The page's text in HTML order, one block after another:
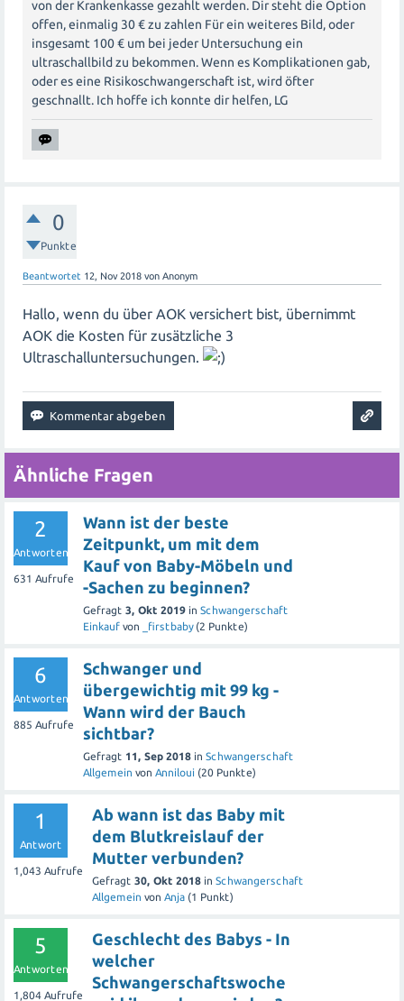
von der Krankenkasse gezahlt werden. Dir steht die Option
offen, einmalig 30 € zu zahlen Für ein weiteres Bild, oder
insgesamt 100 € um bei jeder Untersuchung ein
ultraschallbild zu bekommen. Wenn es Komplikationen gab,
oder es eine Risikoschwangerschaft ist, wird öfter
geschnallt. Ich hoffe ich konnte dir helfen, LG
0
Punkte
Beantwortet 12, Nov 2018 von Anonym
Hallo, wenn du über AOK versichert bist, übernimmt
AOK die Kosten für zusätzliche 3
Ultraschalluntersuchungen.
Ähnliche Fragen
2
Antworten
631 Aufrufe
Wann ist der beste
Zeitpunkt, um mit dem
Kauf von Baby-Möbeln und
-Sachen zu beginnen?
Gefragt 3, Okt 2019 in Schwangerschaft
Einkauf von _firstbaby (2 Punkte)
6
Antworten
885 Aufrufe
Schwanger und
übergewichtig mit 99 kg -
Wann wird der Bauch
sichtbar?
Gefragt 11, Sep 2018 in Schwangerschaft
Allgemein von Anniloui (20 Punkte)
1
Antwort
1,043 Aufrufe
Ab wann ist das Baby mit
dem Blutkreislauf der
Mutter verbunden?
Gefragt 30, Okt 2018 in Schwangerschaft
Allgemein von Anja (1 Punkt)
5
Antworten
1,804 Aufrufe
Geschlecht des Babys - In
welcher
Schwangerschaftswoche